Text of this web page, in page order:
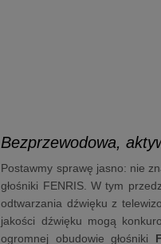
Bezprzewodowa,
Postawmy sprawę jasno: nie
głośniki FENRIS. W tym
odtwarzania dźwięku z
jakości dźwięku mogą
ogromnej obudowie głośniki